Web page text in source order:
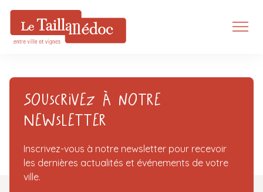
Souscrivez à notre
Newsletter
Inscrivez-vous à notre newsletter pour recevoir
les dernières actualités et événements de votre
ville.